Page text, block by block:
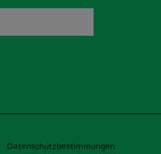
Datenschutzbestimmungen